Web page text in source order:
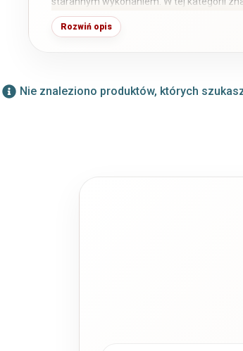
skóry naturalnej w różnych rozmiarach i
miejsc na karty, rodzaj zapięcia oraz
Rozwiń opis
Nie znaleziono produktów, których